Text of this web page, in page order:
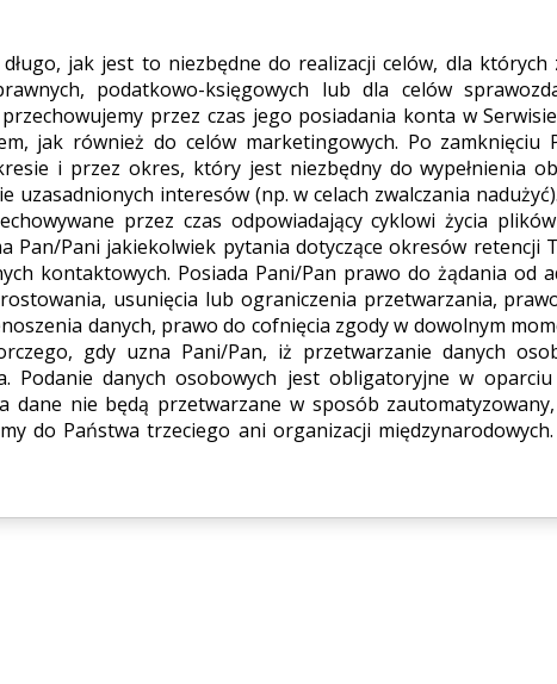
jak jest to niezbędne do realizacji celów, dla których
podatkowo-księgowych lub dla celów
przez czas jego posiadania konta w
jak również do celów marketingowych. Po zamknięciu
i przez okres, który jest niezbędny do wypełnienia
uzasadnionych interesów (np. w celach zwalczania
przez czas odpowiadający cyklowi życia
Pan/Pani jakiekolwiek pytania dotyczące okresów retencji
kontaktowych. Posiada Pani/Pan prawo do żądania od
usunięcia lub ograniczenia przetwarzania,
danych, prawo do cofnięcia zgody w dowolnym
gdy uzna Pani/Pan, iż przetwarzanie danych
Podanie danych osobowych jest obligatoryjne w
dane nie będą przetwarzane w sposób
do Państwa trzeciego ani organizacji